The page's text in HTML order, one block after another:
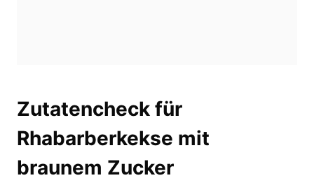
Zutatencheck für
Rhabarberkekse mit
braunem Zucker